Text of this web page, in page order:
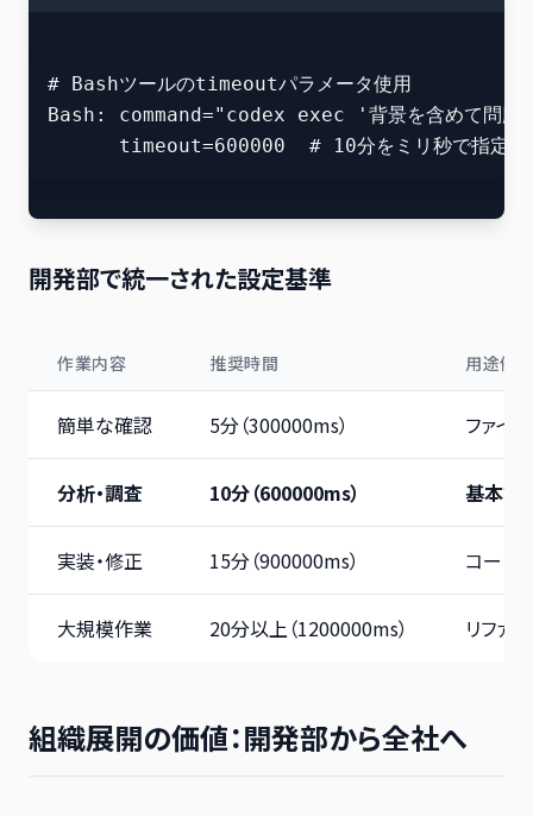
# Bashツールのtimeoutパラメータ使用
Bash: command="codex exec '背景を含めて問題
開発部で統一された設定基準
作業内容 推奨時間 用途例
簡単な確認 5分（300000ms） ファイ
分析・調査 10分（600000ms） 基本設
実装・修正 15分（900000ms） コード
大規模作業 20分以上（1200000ms） リファ
組織展開の価値：開発部から全社へ